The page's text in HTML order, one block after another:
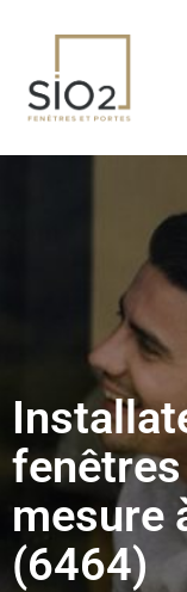
mesure
(6464)